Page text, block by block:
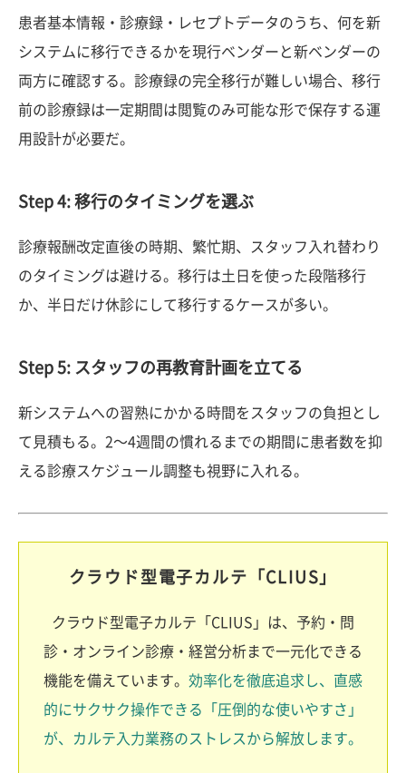
患者基本情報・診療録・レセプトデータのうち、何を新
システムに移行できるかを現行ベンダーと新ベンダーの
両方に確認する。診療録の完全移行が難しい場合、移行
前の診療録は一定期間は閲覧のみ可能な形で保存する運
用設計が必要だ。
Step 4: 移行のタイミングを選ぶ
診療報酬改定直後の時期、繁忙期、スタッフ入れ替わり
のタイミングは避ける。移行は土日を使った段階移行
か、半日だけ休診にして移行するケースが多い。
Step 5: スタッフの再教育計画を立てる
新システムへの習熟にかかる時間をスタッフの負担とし
て見積もる。2〜4週間の慣れるまでの期間に患者数を抑
える診療スケジュール調整も視野に入れる。
クラウド型電子カルテ「CLIUS」
クラウド型電子カルテ「CLIUS」は、予約・問
診・オンライン診療・経営分析まで一元化できる
機能を備えています。 効率化を徹底追求し、直感
的にサクサク操作できる「圧倒的な使いやすさ」
が、カルテ入力業務のストレスから解放します。